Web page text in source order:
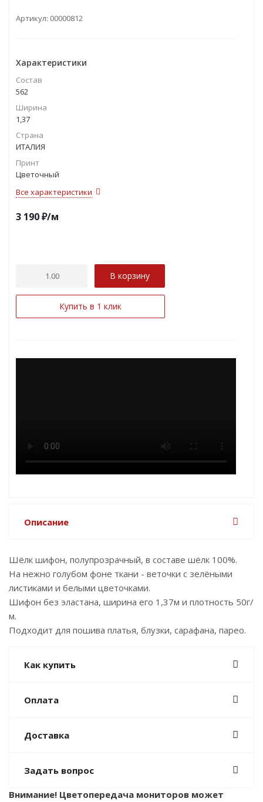
Артикул: 00000812
Характеристики
Состав
562
Ширина
1,37
Страна
ИТАЛИЯ
Принт
Цветочный
Все характеристики
3 190₽/м
В корзину
Купить в 1 клик
Описание
Шёлк шифон, полупрозрачный, в составе шёлк 100%.
На нежно голубом фоне ткани - веточки с зелёными
листиками и белыми цветочками.
Шифон без эластана, ширина его 1,37м и плотность 50г/
м.
Подходит для пошива платья, блузки, сарафана, парео.
Как купить
Оплата
Доставка
Задать вопрос
Внимание! Цветопередача мониторов может